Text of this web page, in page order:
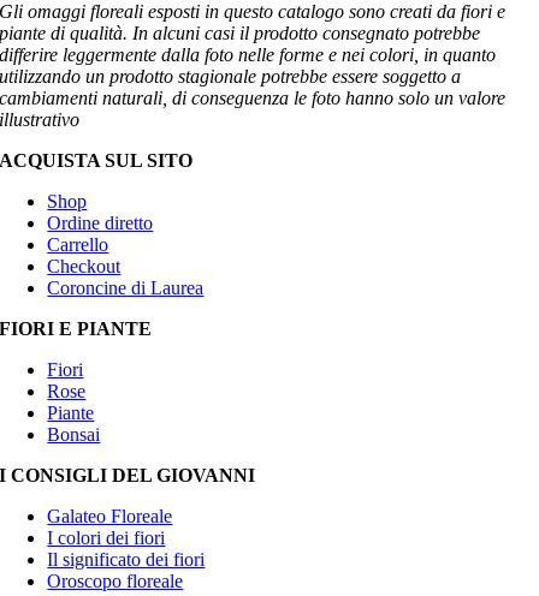
Gli omaggi floreali esposti in questo catalogo sono creati da fiori e
piante di qualità. In alcuni casi il prodotto consegnato potrebbe
differire leggermente dalla foto nelle forme e nei colori, in quanto
utilizzando un prodotto stagionale potrebbe essere soggetto a
cambiamenti naturali, di conseguenza le foto hanno solo un valore
illustrativo
ACQUISTA SUL SITO
Shop
Ordine diretto
Carrello
Checkout
Coroncine di Laurea
FIORI E PIANTE
Fiori
Rose
Piante
Bonsai
I CONSIGLI DEL GIOVANNI
Galateo Floreale
I colori dei fiori
Il significato dei fiori
Oroscopo floreale